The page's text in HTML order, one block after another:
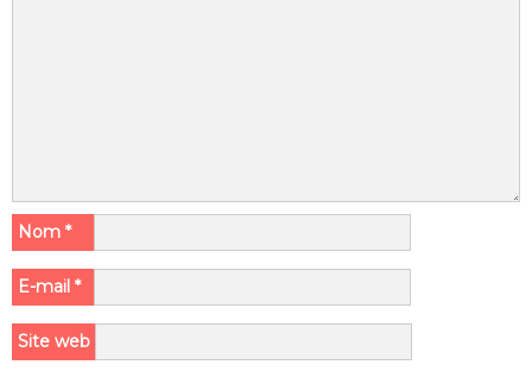
Nom *
E-mail *
Site web